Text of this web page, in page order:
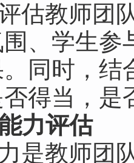
估教师团
、学生
同时，结
得当，是
力评估
是教师团